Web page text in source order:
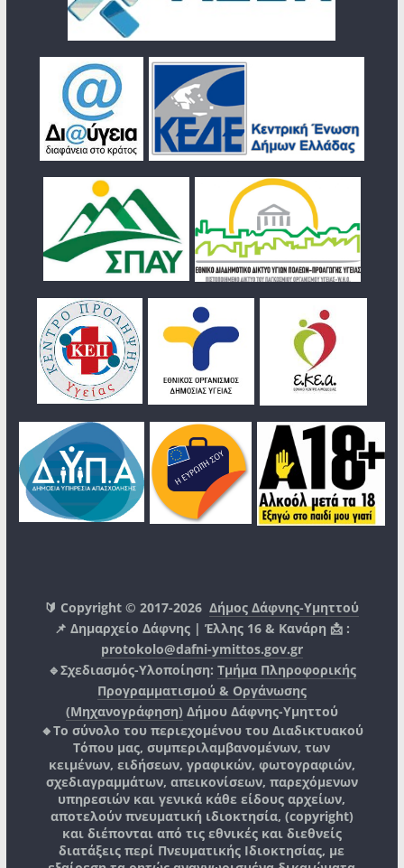
🔰 Copyright © 2017-2026Δήμος Δάφνης-Υμηττού
📌 Δημαρχείο Δάφνης | Έλλης 16 & Κανάρη 📩 :
protokolo@dafni-ymittos.gov.gr
🔹Σχεδιασμός-Υλοποίηση: Τμήμα Πληροφορικής
Προγραμματισμού & Οργάνωσης
(Μηχανογράφηση) Δήμου Δάφνης-Υμηττού
🔸Το σύνολο του περιεχομένου του Διαδικτυακού
Τόπου μας, συμπεριλαμβανομένων, των
κειμένων, ειδήσεων, γραφικών, φωτογραφιών,
σχεδιαγραμμάτων, απεικονίσεων, παρεχόμενων
υπηρεσιών και γενικά κάθε είδους αρχείων,
αποτελούν πνευματική ιδιοκτησία, (copyright)
και διέπονται από τις εθνικές και διεθνείς
διατάξεις περί Πνευματικής Ιδιοκτησίας, με